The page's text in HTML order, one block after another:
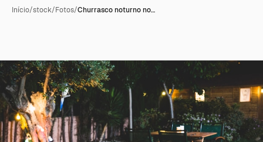
Início/stock/Fotos/Churrasco noturno no…